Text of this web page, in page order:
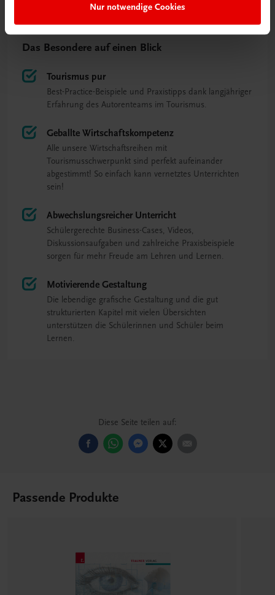
Nur notwendige Cookies
Das Besondere auf einen Blick
Tourismus pur
Best-Practice-Beispiele und Praxistipps dank langjähriger
Erfahrung des Autorenteams im Tourismus.
Geballte Wirtschaftskompetenz
Alle unsere Wirtschaftsreihen mit
Tourismusschwerpunkt sind perfekt aufeinander
abgestimmt! So einfach kann vernetztes Unterrichten
sein!
Abwechslungsreicher Unterricht
Schülergerechte Business-Cases, Videos,
Diskussionsaufgaben und zahlreiche Praxisbeispiele
sorgen für mehr Freude am Lehren und Lernen.
Motivierende Gestaltung
Die lebendige grafische Gestaltung und die gut
strukturierten Kapitel mit vielen Übersichten
unterstützen die Schülerinnen und Schüler beim
Lernen.
Diese Seite teilen auf:
Passende Produkte